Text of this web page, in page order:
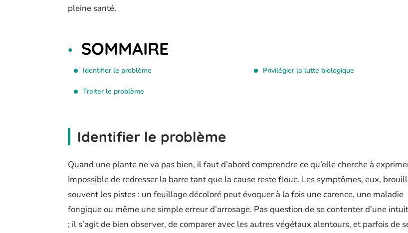
pleine santé.
SOMMAIRE
Identifier le problème
Traiter le problème
Privilégier la lutte biologique
Identifier le problème
Quand une plante ne va pas bien, il faut d’abord comprendre ce qu’elle cherche à
Impossible de redresser la barre tant que la cause reste floue. Les symptômes, eux,
souvent les pistes : un feuillage décoloré peut évoquer à la fois une carence, une maladie
fongique ou même une simple erreur d’arrosage. Pas question de se contenter d’une
; il s’agit de bien observer, de comparer avec les autres végétaux alentours, et parfois de